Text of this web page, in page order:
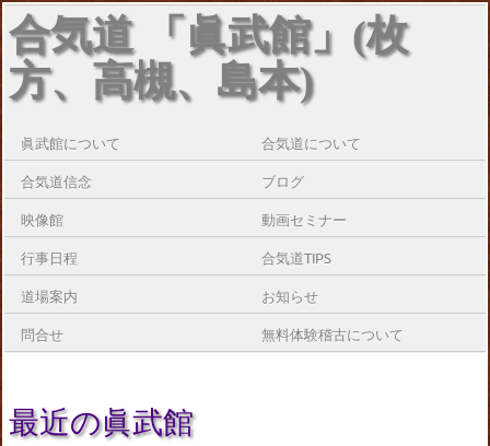
合気道 「眞武館」(枚
方、高槻、島本)
眞武館について 合気道について
合気道信念 ブログ
映像館 動画セミナー
行事日程 合気道TIPS
道場案内 お知らせ
問合せ 無料体験稽古について
最近の眞武館